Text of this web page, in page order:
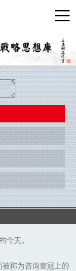
今天，
称为咨询皇冠上的